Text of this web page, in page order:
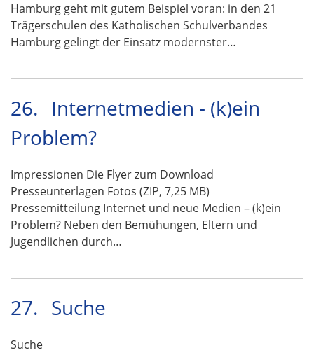
Hamburg geht mit gutem Beispiel voran: in den 21
Trägerschulen des Katholischen Schulverbandes
Hamburg gelingt der Einsatz modernster…
26. Internetmedien - (k)ein
Problem?
Impressionen Die Flyer zum Download
Presseunterlagen Fotos (ZIP, 7,25 MB)
Pressemitteilung Internet und neue Medien – (k)ein
Problem? Neben den Bemühungen, Eltern und
Jugendlichen durch…
27. Suche
Suche